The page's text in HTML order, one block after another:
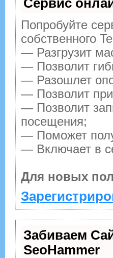
Сервис
Попробуйте
собственного
— Разгрузит
— Позволит
— Разошлет
— Позволит
— Позволит
посещения;
— Поможет
— Включает в
Для новых
Забиваем
SeoHammer